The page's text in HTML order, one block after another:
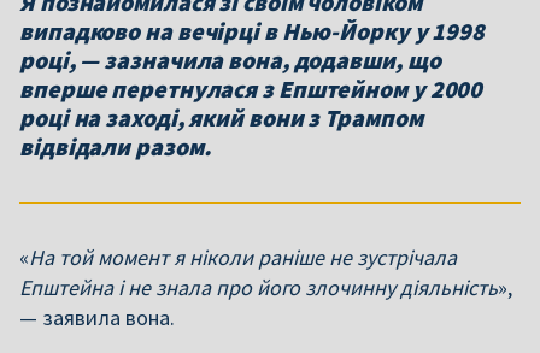
випадково на вечірці в Нью-Йорку у 1998
році, — зазначила вона, додавши, що
вперше перетнулася з Епштейном у 2000
році на заході, який вони з Трампом
відвідали разом.
«На той момент я ніколи раніше не зустрічала
Епштейна і не знала про його злочинну діяльність»,
— заявила вона.